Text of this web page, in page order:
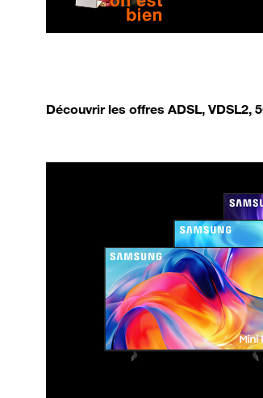
Découvrir les offres ADSL, VDSL2,